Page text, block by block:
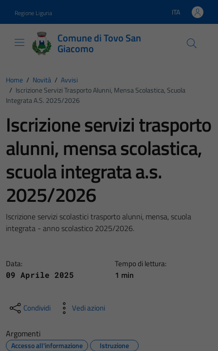
Regione Liguria Lingua attiva:
ITA
Comune di Tovo San
Giacomo
Home / Novità / Avvisi
/ Iscrizione Servizi Trasporto Alunni, Mensa Scolastica, Scuola
Integrata A.s. 2025/2026
Iscrizione servizi trasporto
alunni, mensa scolastica,
scuola integrata a.s.
2025/2026
Iscrizione servizi scolastici trasporto alunni, mensa, scuola
integrata - anno scolastico 2025/2026.
Data:
09 Aprile 2025
Tempo di lettura:
1 min
Condividi Vedi azioni
Argomenti
Accesso all'informazione Istruzione